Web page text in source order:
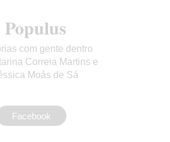
Populus
com gente dentro
Correia Martins e
Moás de Sá
Facebook